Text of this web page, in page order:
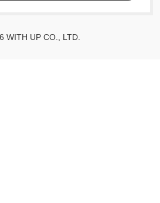
WITH UP CO., LTD.